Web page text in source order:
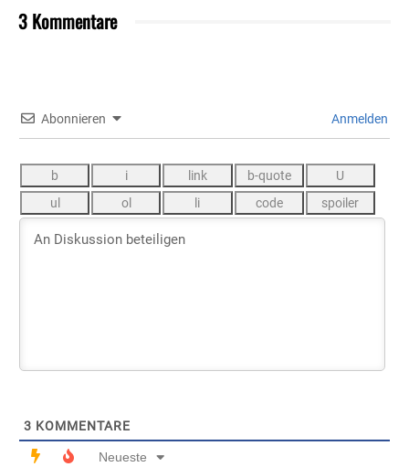
3 Kommentare
Abonnieren Anmelden
3 KOMMENTARE
Neueste